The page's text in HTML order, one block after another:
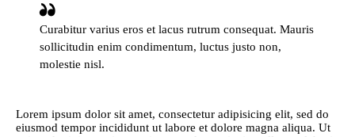
Curabitur varius eros et lacus rutrum consequat. Mauris
sollicitudin enim condimentum, luctus justo non,
molestie nisl.
Lorem ipsum dolor sit amet, consectetur adipisicing elit, sed do
eiusmod tempor incididunt ut labore et dolore magna aliqua. Ut